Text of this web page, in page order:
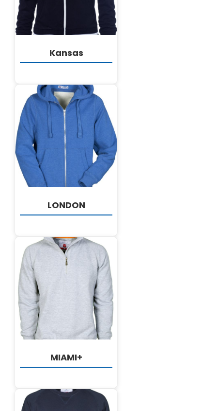
Kansas
DETALJI
LONDON
MIAMI+